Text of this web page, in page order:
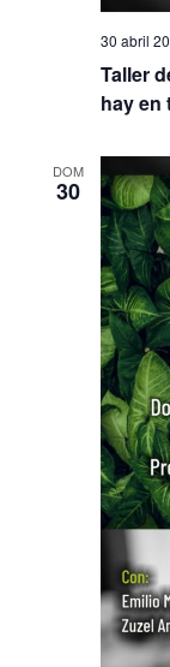
Taller
hay en
30 abril
DOM
30